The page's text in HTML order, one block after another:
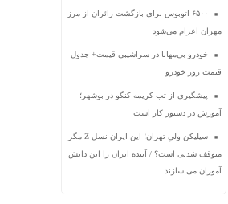
۶۵۰۰ اتوبوس برای بازگشت زائران از مرز
مهران اعزام می‌شود
خودرو بی‌مهابا در سراشیبی قیمت+ جدول
قیمت روز خودرو
پیشگیری از تب کریمه کنگو در بوشهر؛
آموزش در دستور کار است
سیلیکن ولیِ تهران؛ این ایران نسل Z مگر
متوقف شدنی است؟ / آینده ایران را این دانش
آموزان می سازند